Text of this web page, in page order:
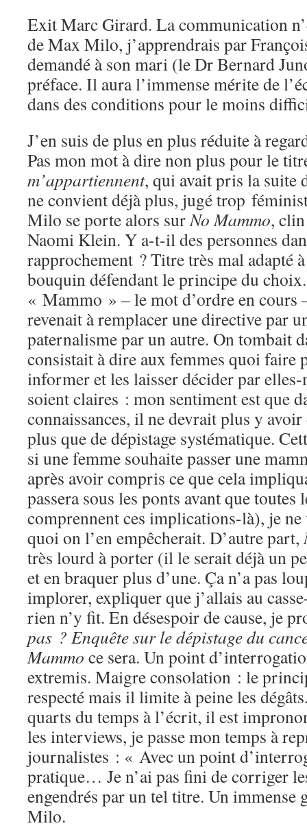
Exit Marc Girard. La communication
de Max Milo, j’apprendrais par
demandé à son mari (le Dr Bernard
préface. Il aura l’immense mérite de
dans des conditions pour le moins
J’en suis de plus en plus réduite à
Pas mon mot à dire non plus pour le
m’appartiennent, qui avait pris la suite
ne convient déjà plus, jugé trop
Milo se porte alors surNo Mammo,
Naomi Klein. Y a-t-il des personnes
rapprochement ? Titre très mal adapté
bouquin défendant le principe du
« Mammo » – le mot d’ordre en
revenait à remplacer une directive par
paternalisme par un autre. On tombait
consistait à dire aux femmes quoi faire
informer et les laisser décider par elles-
soient claires : mon sentiment est que
connaissances, il ne devrait plus y avoir
plus que de dépistage systématique.
si une femme souhaite passer une
après avoir compris ce que cela
passera sous les ponts avant que toutes
comprennent ces implications-là), je ne
quoi on l’en empêcherait. D’autre part,
très lourd à porter (il le serait déjà un
et en braquer plus d’une. Ça n’a pas
implorer, expliquer que j’allais au
rien n’y fit. En désespoir de cause, je
pas ? Enquête sur le dépistage du
Mammo ce sera. Un point
extremis. Maigre consolation : le
respecté mais il limite à peine les
quarts du temps à l’écrit, il est
les interviews, je passe mon temps à
journalistes : « Avec un point
pratique… Je n’ai pas fini de corriger
engendrés par un tel titre. Un immense
Milo.